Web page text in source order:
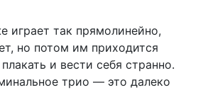
играет так прямолинейно,
но потом им приходится
и вести себя странно.
трио — это далеко